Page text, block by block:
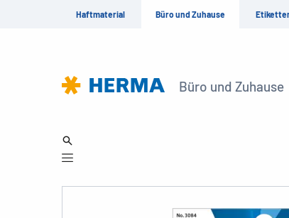
Haftmaterial Büro und Zuhause
Büro und Zuhause